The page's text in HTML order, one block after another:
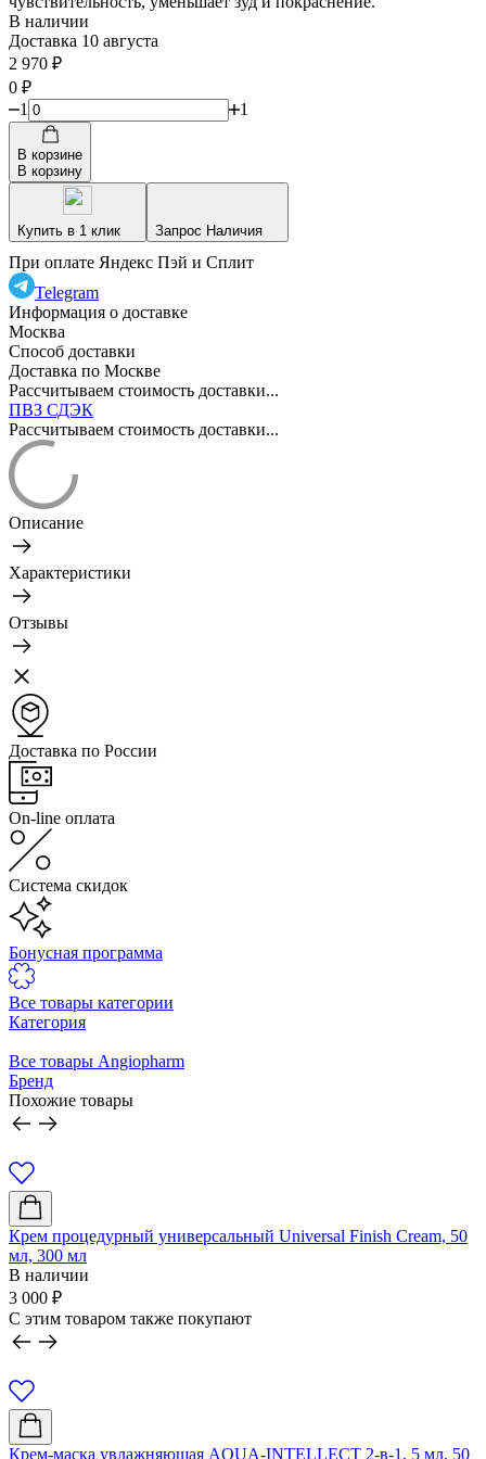
В наличии
Доставка 10 августа
2 970 ₽
0 ₽
1
1
В корзине
В корзину
Купить в 1 клик Запрос Наличия
При оплате Яндекс Пэй и Сплит
Telegram
Информация о доставке
Москва
Способ доставки
Доставка по Москве
Рассчитываем стоимость доставки...
ПВЗ СДЭК
Рассчитываем стоимость доставки...
Описание
Характеристики
Отзывы
Доставка по России
On-line оплата
Система скидок
Бонусная программа
Все товары категории
Категория
Все товары Angiopharm
Бренд
Похожие товары
Крем процедурный универсальный Universal Finish Cream, 50
мл, 300 мл
В наличии
3 000 ₽
C этим товаром также покупают
Крем-маска увлажняющая AQUA-INTELLECT 2-в-1, 5 мл, 50